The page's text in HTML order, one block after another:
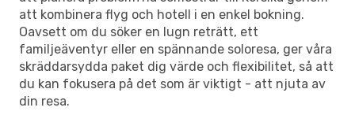
att kombinera flyg och hotell i en enkel bokning.
Oavsett om du söker en lugn reträtt, ett
familjeäventyr eller en spännande soloresa, ger våra
skräddarsydda paket dig värde och flexibilitet, så att
du kan fokusera på det som är viktigt - att njuta av
din resa.